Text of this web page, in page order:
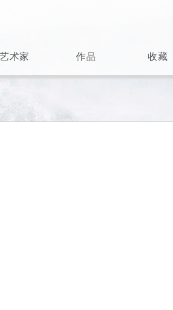
艺术家 作品 收藏